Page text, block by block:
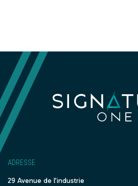
ADRESSE
29 Avenue de l’industrie